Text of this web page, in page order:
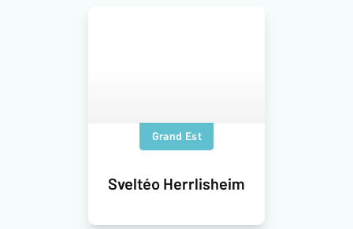
Grand Est
Sveltéo Herrlisheim